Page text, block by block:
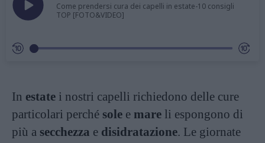
Come prendersi cura dei capelli in estate-10 consigli
TOP [FOTO&VIDEO]
In estate i nostri capelli richiedono delle cure
particolari perché sole e mare li espongono di
più a secchezza e disidratazione. Le giornate